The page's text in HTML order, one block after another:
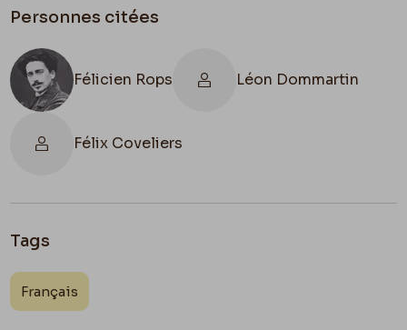
Personnes citées
Félicien Rops Léon Dommartin
Félix Coveliers
Tags
Français